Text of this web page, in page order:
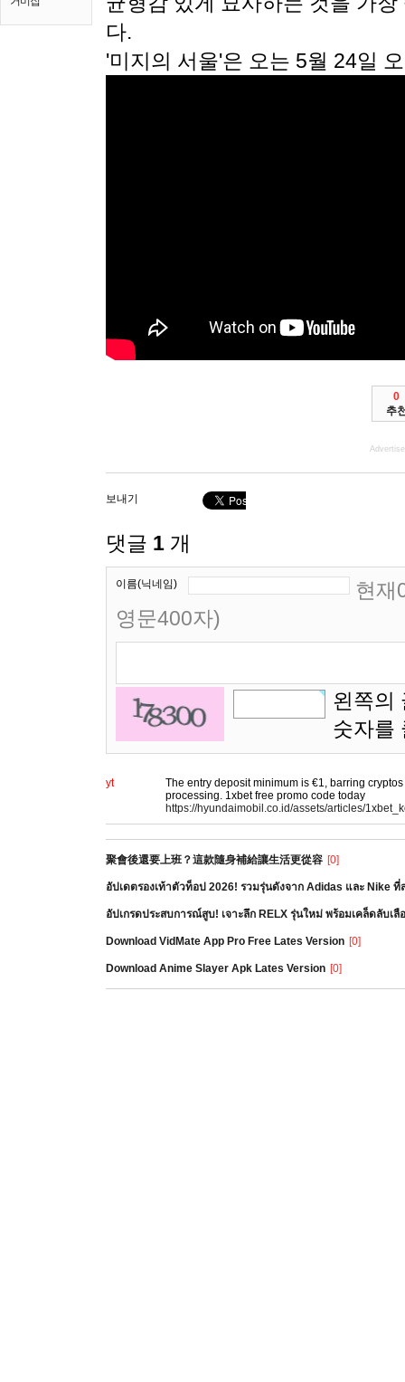
다.
'미지의 서울'은 오는 5월 24일
0
추
보내기
댓글 1 개
이름(닉네임)
현재
영문400자)
왼쪽의
숫자를
yt
The entry deposit minimum is €1, barring
processing. 1xbet free promo code today
https://hyundaimobil.co.id/assets/articles/
聚會後還要上班？這款隨身補給讓生活更從容 [0]
อัปเดตรองเท้าตัวท็อป 2026! รวมรุ่นดังจาก Adidas และ Nike
อัปเกรดประสบการณ์สูบ! เจาะลึก RELX รุ่นใหม่ พร้อมเคล็ดลับเ
Download VidMate App Pro Free Lates Version [0]
Download Anime Slayer Apk Lates Version [0]